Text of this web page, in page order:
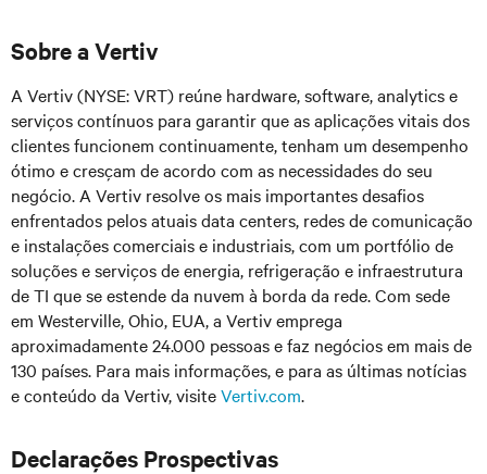
Sobre a Vertiv
A Vertiv (NYSE: VRT) reúne hardware, software, analytics e
serviços contínuos para garantir que as aplicações vitais dos
clientes funcionem continuamente, tenham um desempenho
ótimo e cresçam de acordo com as necessidades do seu
negócio. A Vertiv resolve os mais importantes desafios
enfrentados pelos atuais data centers, redes de comunicação
e instalações comerciais e industriais, com um portfólio de
soluções e serviços de energia, refrigeração e infraestrutura
de TI que se estende da nuvem à borda da rede. Com sede
em Westerville, Ohio, EUA, a Vertiv emprega
aproximadamente 24.000 pessoas e faz negócios em mais de
130 países. Para mais informações, e para as últimas notícias
e conteúdo da Vertiv, visiteVertiv.com.
Declarações Prospectivas